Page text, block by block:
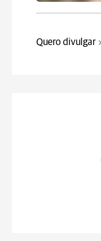
Quero divulgar